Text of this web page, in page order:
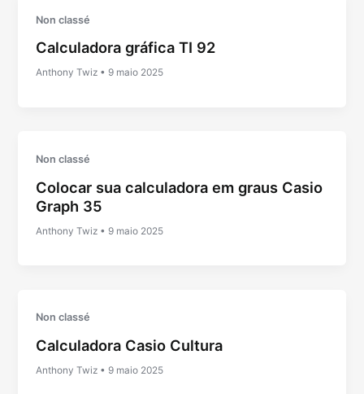
Non classé
Calculadora gráfica TI 92
Anthony Twiz •9 maio 2025
Non classé
Colocar sua calculadora em graus Casio
Graph 35
Anthony Twiz •9 maio 2025
Non classé
Calculadora Casio Cultura
Anthony Twiz •9 maio 2025